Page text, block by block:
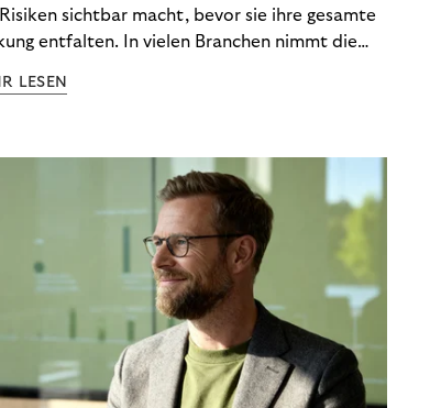
sichtbar macht, bevor sie ihre gesamte
entfalten. In vielen Branchen nimmt die
wirtschaftliche Rahmenbedingungen schneller
eingreifen, treten unnötige Kosten,
und Eskalationen auf. Greifen sie
früh ein, lassen sich viele
abfedern, bevor sie zu
Risiko werden. Genau hier setzt
Forderungsmanagement an: Es schafft
bevor aus Unklarheiten echte
entstehen.
LESEN